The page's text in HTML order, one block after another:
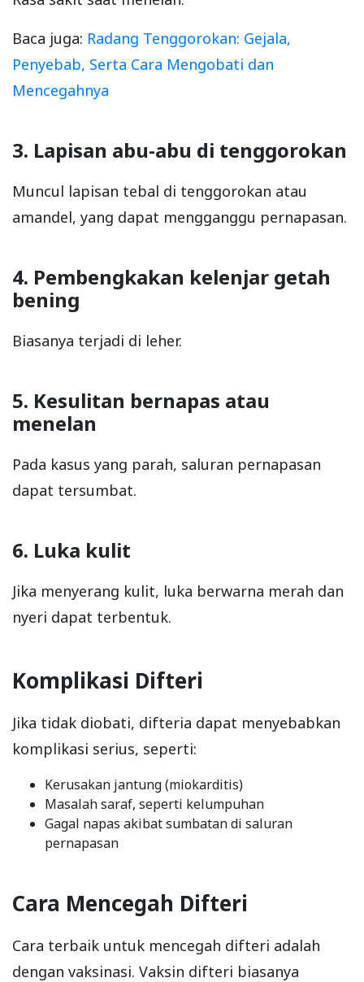
Baca juga: Radang Tenggorokan: Gejala,
Penyebab, Serta Cara Mengobati dan
Mencegahnya
3. Lapisan abu-abu di tenggorokan
Muncul lapisan tebal di tenggorokan atau
amandel, yang dapat mengganggu pernapasan.
4. Pembengkakan kelenjar getah
bening
Biasanya terjadi di leher.
5. Kesulitan bernapas atau
menelan
Pada kasus yang parah, saluran pernapasan
dapat tersumbat.
6. Luka kulit
Jika menyerang kulit, luka berwarna merah dan
nyeri dapat terbentuk.
Komplikasi Difteri
Jika tidak diobati, difteria dapat menyebabkan
komplikasi serius, seperti:
Kerusakan jantung (miokarditis)
Masalah saraf, seperti kelumpuhan
Gagal napas akibat sumbatan di saluran
pernapasan
Cara Mencegah Difteri
Cara terbaik untuk mencegah difteri adalah
dengan vaksinasi. Vaksin difteri biasanya